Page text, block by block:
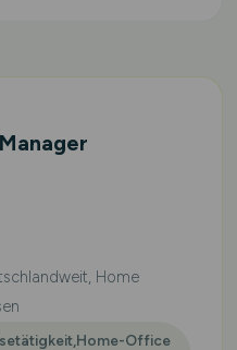
Home
Office